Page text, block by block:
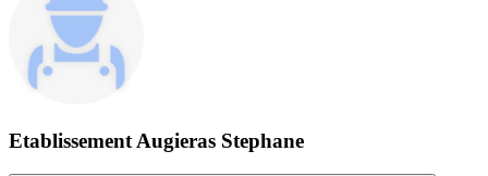
Etablissement Augieras Stephane